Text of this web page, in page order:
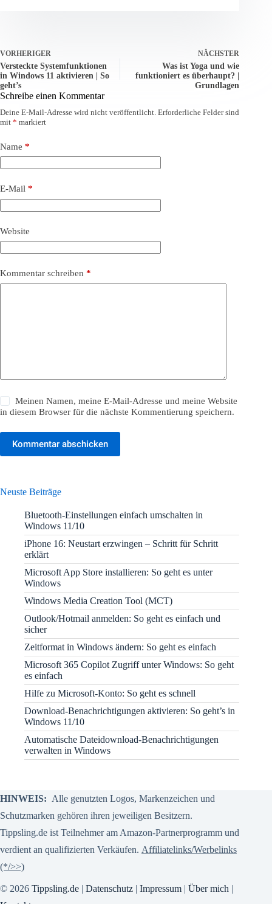
VORHERIGER
Versteckte Systemfunktionen
in Windows 11 aktivieren | So
geht’s
NÄCHSTER
Was ist Yoga und wie
funktioniert es überhaupt? |
Grundlagen
Schreibe einen Kommentar
Deine E-Mail-Adresse wird nicht veröffentlicht. Erforderliche Felder sind
mit * markiert
Name *
E-Mail *
Website
Kommentar schreiben *
Meinen Namen, meine E-Mail-Adresse und meine Website
in diesem Browser für die nächste Kommentierung speichern.
Kommentar abschicken
Neuste Beiträge
Bluetooth-Einstellungen einfach umschalten in
Windows 11/10
iPhone 16: Neustart erzwingen – Schritt für Schritt
erklärt
Microsoft App Store installieren: So geht es unter
Windows
Windows Media Creation Tool (MCT)
Outlook/Hotmail anmelden: So geht es einfach und
sicher
Zeitformat in Windows ändern: So geht es einfach
Microsoft 365 Copilot Zugriff unter Windows: So geht
es einfach
Hilfe zu Microsoft-Konto: So geht es schnell
Download-Benachrichtigungen aktivieren: So geht’s in
Windows 11/10
Automatische Dateidownload-Benachrichtigungen
verwalten in Windows
HINWEIS: Alle genutzten Logos, Markenzeichen und
Schutzmarken gehören ihren jeweiligen Besitzern.
Tippsling.de ist Teilnehmer am Amazon-Partnerprogramm und
verdient an qualifizierten Verkäufen. Affiliatelinks/Werbelinks
(*/>>)
© 2026 Tippsling.de | Datenschutz | Impressum | Über mich |